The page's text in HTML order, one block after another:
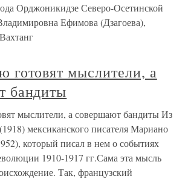
Орджоникидзе Северо-Осетинской
Ефимова (Дзагоева),
готовят мыслители, а
бандиты
мыслители, а совершают бандиты Из
мексиканского писателя Мариано
который писал в нем о событиях
1910-1917 гг.Сама эта мысль
Так, французский